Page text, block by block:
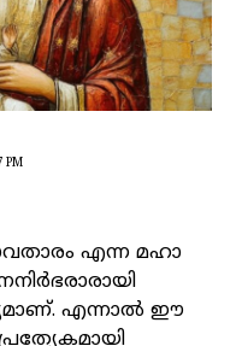
PM
എന്ന മഹാ
എന്നാൽ ഈ